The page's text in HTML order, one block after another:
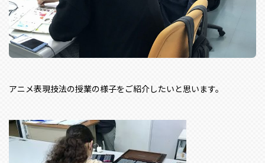
アニメ表現技法の授業の様子をご紹介したいと思います。